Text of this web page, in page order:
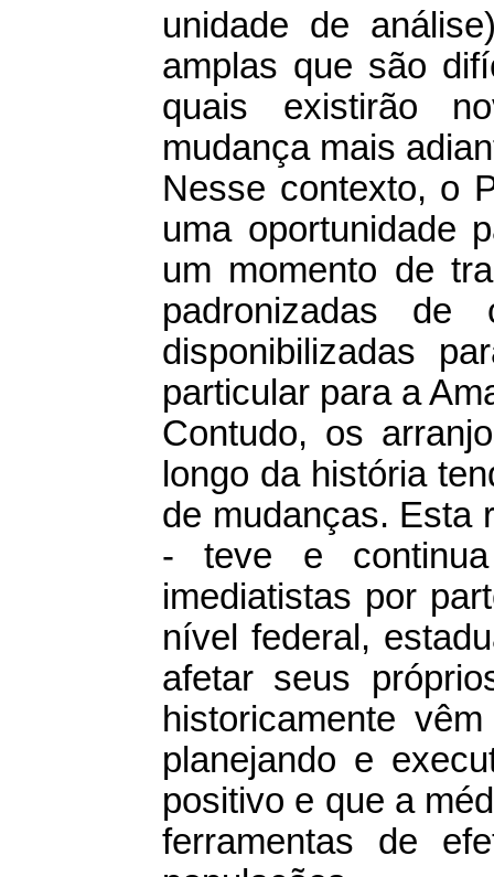
unidade de
amplas que são
quais existirão
mudança mais
Nesse contexto, o
uma oportunidade
um momento de
padronizadas de
disponibilizadas
particular para a
Contudo, os
longo da história
de mudanças. Esta
- teve e
imediatistas por
nível federal,
afetar seus
historicamente
planejando e
positivo e que a
ferramentas de